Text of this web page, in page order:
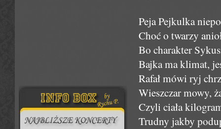
Peja Pejkulka
Choć o twarzy
Bo charakter
Bajka ma klimat,
Rafał mówi ryj
Wieszczar mowy,
Czyli ciała
Trudny jakby